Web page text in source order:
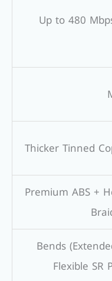
Up to 480
Thicker Tinned
Premium ABS +
10,000+ Bends
Flexible SR